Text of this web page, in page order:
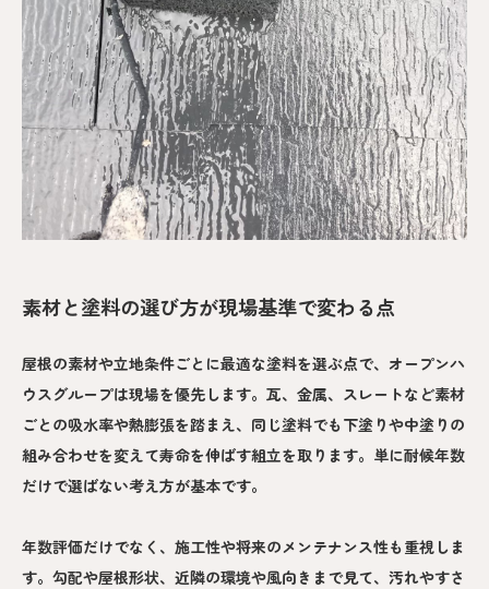
素材と塗料の選び方が現場基準で変わる点
屋根の素材や立地条件ごとに最適な塗料を選ぶ点で、オープンハ
ウスグループは現場を優先します。瓦、金属、スレートなど素材
ごとの吸水率や熱膨張を踏まえ、同じ塗料でも下塗りや中塗りの
組み合わせを変えて寿命を伸ばす組立を取ります。単に耐候年数
だけで選ばない考え方が基本です。
年数評価だけでなく、施工性や将来のメンテナンス性も重視しま
す。勾配や屋根形状、近隣の環境や風向きまで見て、汚れやすさ